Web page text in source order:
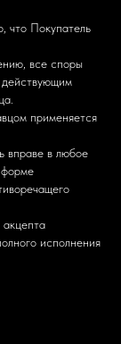
что Покупатель
все споры
действующим
применяется
вправе в любое
форме
исполнения